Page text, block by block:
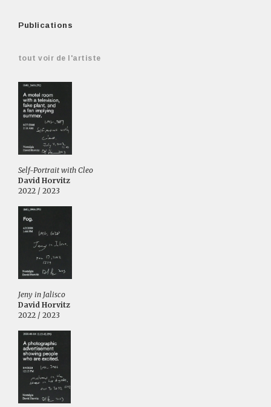
Publications
tout voir de l'artiste
Self-Portrait with Cleo
David Horvitz
2022 / 2023
Jeny in Jalisco
David Horvitz
2022 / 2023